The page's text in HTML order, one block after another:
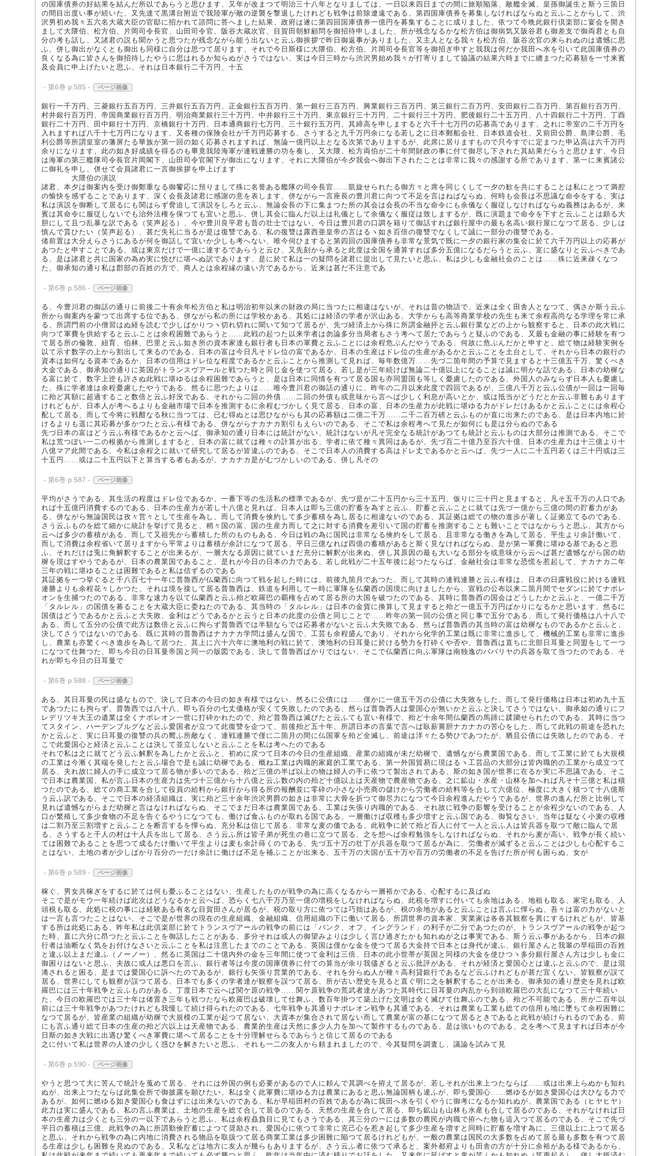
の国庫債券の好結果を結んだ所以であらうと思ひます、又年が改まつて明治三十八年となりましては、一日以来四日までの間に旅順陥落、敵艦全滅、皇孫御誕生と斯う三箇日
の間目出度い事が続いた、又先達て黒溝台附近で我陸軍が敵の逆襲を撃退したけれども戦争は前除遼遠である、第四国庫債券を募集しなければならぬと云ふことからして、渋
沢男初め我々五六名大蔵大臣の官邸に招かれて諮問に答へました結果、政府は遂に第四回国庫債券一億円を募集することに成りました、依つて今晩此銀行倶楽部に宴会を開き
まして大隈伯、松方伯、片岡司令長官、山田司令官、阪谷大蔵次官、目賀田朝鮮顧問を御招待申しました、所が残念なるかな松方伯は御病気又阪谷君も御差支で御両君とも自
分の考も話し、又諸君の説も聞かうと思つたが残念ながら能う出ないと云ふ御挨拶で昨日御返事がありました、又主人となる我々も松方伯、阪谷次官の来られぬのは遺憾に思
ふ、併し御出がなくとも御出も同様に自分は思つて居ります、それで今日斯様に大隈伯、松方伯、片岡司令長官等を御招ぎ申すと我我は何だか我田へ水を引いて此国庫債券の
良くなる為に皆さんを御招待したやうに思はれるか知らぬがさうではない、実は今日三時から渋沢男始め我々が打寄りまして協議の結果六時までに纏まつた応募額を一寸来賓
及会員に申上げたいと思ふ、それは日本銀行二千万円、十五
- 第6巻 p.585 - ページ画像
銀行一千万円、三菱銀行五百万円、三井銀行五百万円、正金銀行五百万円、第一銀行三百万円、興業銀行三百万円、第三銀行二百万円、安田銀行二百万円、第百銀行百万円、
村井銀行百万円、帝国商業銀行百万円、明治商業銀行三十万円、中井銀行三十万円、東京銀行三十万円、二十銀行三十万円、肥後銀行二十五万円、八十四銀行二十万円、丁酉
銀行二十万円、田中銀行十万円、京橋銀行十万円、日本通商銀行七万円、三十銀行五万円、其締高を申しますると六千十七万円の応募高であります、之れに帝室の二千万円を
入れますれば八千十七万円になります、又各種の保険会社が千万円応募する、さうすると九千万円余になる若し之に日本郵船会社、日本鉄道会社、又前田公爵、島津公爵、毛
利公爵等所謂皇室の藩屏たる華族が第一回の如く応募されますれば、無論一億円以上となる次第でありまするが、此席に居りますもので只今すでに定まつた申込高は六千万円
余りになります、此の如き好成績を得るのも畢竟我陸海軍が連戦連勝の功を奏し、又大隈、松方両伯が二十年間財政の事に付て御尽し下された其結果だらうと思ひます、今日
は海軍の第三艦隊司令長官片岡閣下、山田司令官閣下が御出になります、それに大隈伯が今夕我会へ御出下されたことは非常に我々の感謝する所であります、第一に来賓諸公
に御礼を申し、併せて会員諸君に一言御挨拶を申上げます
大隈伯の演説
諸君、本夕は御案内を受け御鄭重なる御饗応に預りまして殊に名誉ある艦隊の司令長官……凱旋せられたる御方々と席を同じくして一夕の歓を共にすることは私にとつて満腔
の愉快を感ずることであります、深く会長及諸君に感謝の意を表します、併ながら一言座長の豊川君に向つて不足を言はねばならぬ、何時も会長は不思議な命令をする、実は
私は演説を御断して居るにも関はらず脅迫して演説をしろと云ふ、無論会長の下に集まつた所の其会は会長の不当な命令にも余儀なく服従しなければならぬ義務はあるが、来
賓は其命令に服従しないでも治外法権を保つても宜いと思ふ、併し其会に臨んだ以上は礼儀として余儀なく服従は致しまするが、既に演題まで命令を下すと云ふことは頗る大
胆にして且つ乱暴な訳である（笑声起る）、今や豊川良平君も昔の壮士ではない、今日は豊川君の口調を籍りて御話すれば銀行屋中の最も名高い銀行屋になつて居る、少しは
慎んで貰ひたい（笑声起る）、甚だ失礼に当るが是は復讐である、私の復讐は露西亜皇帝の言はるヽ如き百倍の復讐でなくして誠に一部分の復讐である。
偖前置は大分えらさうにあるが何を御話して宜いか少しも考へない、唯今伺ひますると第四回の国庫債券も非常な景気で既に一夕の銀行家の集会に於て六千万円以上の応募が
あつたと申すことである、或は東京だけで一億に達するであらうと云ひ、又先刻から承ると此度は全国を通算すれば多分五億になるだらうと云ふ、寔に盛なりと云ふべきであ
る、是は諸君と共に国家の為め実に悦びに堪へぬ訳であります、是に於て私は一の疑問を諸君に提出して見たいと思ふ、私は少しも金融社会のことは……殊に近来疎くなつ
た、御承知の通り私は郡部の百姓の方で、商人とは余程縁の遠い方であるから、近来は甚だ不注意であ
- 第6巻 p.586 - ページ画像
る、今豊川君の御話の通りに前後二十有余年松方伯と私は明治初年以来の財政の局に当つたに相違はないが、それは昔の物語で、近来は全く田舎人となつて、偶さか斯う云ふ
所から御案内を蒙つて出席する位である、併ながら私の所には学校かある、其処には経済の学者が沢山ある、大学からも高等商業学校の先生も来て余程高尚なる学理を常に承
る、所謂門前の小僧習はぬ経を読むで少しばかりつヽ切れ切れに聞いて知つて居るが、先づ経済上から殊に所謂金融抔と云ふ銀行業などの上から観察すると、日本の此大戦に
向つて軍費を供給すると云ふことは余程困難であらうと……此戦の起つた以来学者は勿論多分当局者もさう考へて居たであらうと疑ふのである、又最も金融の事に経験を有つ
て居る所の倫敦、紐育、伯林、巴里と云ふ如き所の資本家達も銀行者も日本の軍費と云ふことには余程危ぶんだやうである、何故に危ぶんだかと申すと、総て物は経験実例を
以て示す数字の上から割出して来るのである、日本の富は今日凡そドレ位の富であるか、日本の生産はドレ位の生産があるかと云ふことを土台として、それから日本の銀行の
資本は如何なる資本であるか、日本の信用はドレ位な程度であるかと云ふことから推測して見れば、毎年数億万……先づ二箇年間の予算で見ますると十三億五千万、驚くべき
大金である、御承知の通りに英国がトランスヴアールと戦つた時と同じ金を使つて居る、若し是が三年続けば無論二十億以上になることは誠に明かな話である、日本の幼穉な
る富に於て、数字上迚も許さぬ此戦に堪ゆるは余程困難であらうと、是は日本に同情を有つて居る国も亦同盟国も等しく憂慮したのである、外国人のみならず日本人も憂慮し
た、殊に学者達は余程憂慮したやうである、然るに思つたよりは……唯今豊川君の御話の通りに、昨年の二月以来此度で四回であるが、三億八千万と云ふ公債が一回は一回毎
に殆ど其額に超過すること数倍と云ふ好況である、それから二回の外債……二回の外債も或意味から言へば少しく利息が高いとか、或は抵当がどうだとか云ふ非難もあります
けれどもが、日本人が考へるよりも金融市場で日本を推測するに余程むづかしく見て居る、日本の富、日本の生産力が此戦に堪ゆる力がドレだけあるかと云ふことには余程心
配して居る、而して今将に戦酣なる秋に当つては、已む得ぬとは思ひながらも其の応募額は二億二千万……二千二百万磅と云ふものが直に出来たのである、是は日本内地に於
けるよりも遥に其応募が多かつたと云ふ有様である、併ながらナカナカ割引もえらいのである、そこで私は余程考へて見たが如何にも是は分らぬのである
先づ日本の富はどう云ふ有様であるかと云へば、御承知の通り日本には統計がない、統計はないが凡そ完全なる統計があつても統計と云ふものは大部分は推測である、そこで
私は荒つぽい一二の根拠から推測しますると、日本の富に就ては種々の計算が出る、学者に依て種々異同はあるが、先づ百二十億乃至百六十億、日本の生産力は十三億より十
八億マア此間である、今私は余程之に就いて研究して居るが皆違ふのである、そこで日本人の消費する高はドレ丈であるかと云へば、先づ一人に二十五円若くは三十円或は三
十五円……或は二十五円以下と算当する者もあるが、ナカナカ是がむづかしいのである、併し凡その
- 第6巻 p.587 - ページ画像
平均がさうである、其生活の程度はドレ位であるか、一番下等の生活私の標準であるが、先づ是が二十五円から三十五円、仮りに三十円と見ますると、凡そ五千万の人口であ
れば十五億円消費するのである、日本の生産力が若し十八億と見れば、日本人は即ち三億の貯蓄を為すと云ふ、貯蓄と云ふことに就ては先づ一億から三億の間の貯蓄力があ
る、併ながら無論国民は孜々営々として生産を為し、而して消費を倹約して多少蓄積を為し居るに相違ないのである、其証拠は総ての物の進歩が著しく証拠立てるのである、
さう云ふものを総て細かに統計を挙げて見ると、稍々国の富、国の生産力而して之に対する消費を差引いて国の貯蓄を推測することも難いことではなからうと思ふ、其方から
云へば多少の蓄積がある、而して又祖先から蓄積した所のものもある、今日は戦の為に国民は非常なる倹約をして居る、且非常なる働きを為して居る、平生より余計働いて、
而して消費は余程省いて居りますから平常よりは蓄積が余計になつて居る、平日三億なれば四億の蓄積があると斯く見なければならぬ、是が第一軍費に堪ゆる基であると思
ふ、それだけは兎に角解釈することが出来るが、一層大なる原因に就ていまだ充分に解釈が出来ぬ、併し其原因の最も大いなる部分を或意味から云へば甚だ遺憾ながら国の幼
穉を現はすやうであるが、日本の農業国であること、是れが今日の日本の力である、若し此戦が二十五年後に起つたならば、金融社会は非常な恐慌を惹起して、ナカナカ二年
三年の戦に堪ゆることは困難であると私は信ずるのである
其証拠を一つ挙ぐると千八百七十一年に普魯西が仏蘭西に向つて戦を起した時には、前後九箇月であつた、而して其時の連戦連勝と云ふ有様は、日本の日露戦役に於ける連戦
連勝よりも余程花々しかつた、それは境を接して居る普魯西は、鉄道を利用して一時に軍隊を仏蘭西の国境に向けましたから、宣戦の公布以来二箇月間でセダンに於てナポレ
オンを生捕つたのである、非常な速力を以て仏蘭西と云ふ殆ど欧羅巴の覇権を占めて居る所の大国を破つたのである、其時に普魯西の国会はどうしたかと云ふと、一億二千万
「タルレル」の国債を募ることを大蔵大臣に委ねたのである、其当時の「タルレル」は日本の金貨に換算して見ますると殆ど一億五千万円ばかりになるかと思います、然るに
国債はどうであるかと云ふと大失敗、金利はどうであるかと云うと日本の此度の公債と同じことで……昨年の第一回の公債と同じ事で五分である、而して発行価格は八十八で
ある、而して五分の公債で此方は数倍と云ふに拘らず普魯西では半額ならでは応募者がないと云ふ大失敗である、然らば普魯西の其当時の富は幼穉なものであるかと云ふと、
決してさうではないのである、既に其時の普魯西はナカナカ学問は盛んな国で、工芸も余程盛んであり、それから化学的工業は既に非常に進歩して、機械的工業も非常に進歩
し、農業も亦驚くべき進歩を為して居つた、其上に六十六年に澳地利の戦に於て、澳地利の日耳曼に於ける勢力を打砕くや否や、普魯西は直ちに北部日耳曼と同盟をして一つ
になつて仕舞つた、即ち今日の日耳曼帝国と同一の版図である、決して普魯西ばかりではない、そこで仏蘭西に向ふ軍隊は南独逸のババリヤの兵器を取て当つたのである、そ
れが即ち今日の日耳曼で
- 第6巻 p.588 - ページ画像
ある、其日耳曼の民は盛なもので、決して日本の今日の如き有様ではない、然るに公債には……僅かに一億五千万の公債に大失敗をした、而して発行価格は日本は初め九十五
であつたにも拘らず、普魯西では八十八、即ち百分の七丈価格が安くて失敗したのである、然らば普魯西人は愛国心が無いかと云ふと決してさうではない、御承如の通りにフ
レデリツキ大王の遺業は全くナポレオン一世に打砕かれたので、殆ど普魯西は滅びたと云ふても宜い有様で、殆ど十余年間仏蘭西の馬蹄に蹂躪せられたのである、其時に当つ
てスタイン、ハーデンブルグなど云ふ愛国者が立つて此復讐を企つて、前後殆ど五十年、所謂日本の言葉で言へば臥薪嘗胆ナカナカの苦心をした、而して此戦の前途を恐れた
かと云ふと、実に日耳曼の復讐の兵の嚮ふ所敵なく、連戦連勝で僅に二箇月の間に仏国軍を殆ど全滅し、前途は洋々たる勢ひであつたが、猶且公債には失敗したのである、そ
こで此愛国心と経済と云ふことは決して並立しないと云ふことを私は考へたのである
それで私は之に就てどう云ふ解釈を為したかと云ふと、初めに戻つて日本の今日の生産組織、産業の組織が未だ幼穉で、遺憾ながら農業国である、而して工業に於ても大規模
の工業は今漸く其端を発したと云ふ場合で是も誠に幼穉である、概ね工業は内職的家庭的工業である、第一外国貿易に現はるヽ工芸品の大部分は皆内職的の工業から成立つて
居る、夫れ故に婦人の手に成立つて居る物が多いのである、殆ど三億の半ば以上の物は婦人の手に依つて製出されてある、斯の如き国が世界に在るか実に不思議である、そこ
で日本は農業国、私が言ふ日本の生産力は先づ十三億から十八億と云ふ数の内の殆ど十億以上は天産物で農産物である、之に鉱山・水産・山林を加へれば凡そ十三億と私は積
つたのである、総ての商工業を合して役員の給料から銀行から得る所の報酬並に零砕の小さな小売商の儲けから労働者の給料等を合して六億位、極度に大きく積つて十八億斯
う云ふ訳である、そこで日本の経済組織は、実に殆ど三十余年渋沢男爵の如きは非常に大骨を折つて御尽力になつて今日余程進んだやうであるが、世界の進んだ所と比例して
見れば遺憾ながらまだ幼穉と言はなければならぬ、そこでまだ日本は農業国である、工業は矢張り内職的である、それ故に戦争の影響を受けることが余程少ないのである、人
口が繁殖して多少食物の不足を告ぐるやうになつても、働けば食ふものが取れる国である、一層働けば収穫も多少増すと云ふ国である、御覧なさい、当年は疑なく小麦の収穫
は二割乃至三割増すと云ふことを断言するを憚らぬ、充分私は信じて居る、非常な麦の価である、此戦争に於て殆ど百人に付て一人と云ふ人は皆兵器を取つて敵に臨んで居
る、さうすると千人の村は十人兵を出して居る、さう云ふ所は皆子弟が死生の巷に立つて居る、之を想へば余程勉強をしなければならぬ、それから麦が高い、戦争が長く続い
ては困難であることを思つて成るたけ働いて平生よりは麦も余計蒔くのである、先づ五十万の壮丁が兵器を取つて居るが為に、労働者が減ずると云ふことは少しも心配するこ
とはない、土地の者が少しばかり百分の一だけ余計に働けば不足を補ふことが出来る、五千万の大国が五十万や百万の労働者の不足を告げた所が何も困らぬ、女が
- 第6巻 p.589 - ページ画像
稼ぐ、男女共稼ぎをするに於ては何も憂ふることはない、生産したものが戦争の為に高くなるから一層裕かである、心配するに及ばぬ
そこで是がモウ一年続けば此次はどうなるかと云へば、恐らく七八千万乃至一億の増税をしなければならぬ、此税を増すに付いても余地はある、地租も取る、家宅も取る、人
頭税も取る、此処に税の事には経験ある有名な目賀田さんが居るが、税の取り方に依つては巧拙はあるが、税の余地があると云ふことは言ふに憚らぬ、吾々は富の力がないと
は一言も言つたことはない、そこで是が世界の現在の生産組織、金融組織、信用組織の下に働いて居る、所謂世界の資本家、実業家は各各其観察を異にするけれどもが、皆基
する所は此処にある、昨年私は此倶楽部に於てトランスヴアールの戦争の前には「バンク、オフ、イングランド」の利子が二分であつたのが、トランスヴアールの戦争が起つ
た時、直に六分に昂つたと云ふことを御話したことがある、多分それは或人の御望みよりは少しく言ひ過ぎたかも知れぬが之は事実である、斯う云ふ事があるから、日本の銀
行者は油断なく気をお付けなさいと云ふことを私は注意したまでのことである、英国は僅かな金を使つて居る大金持で日本とは身代が違ふ、銀行屋さんと我輩の早稲田の百姓
と違ふ以上まだ違ふ（ノーノー）、然るに英国は二十億内外の金を三年間に使つて金利は三倍、日本の此小世帯が英国と同様の大金を使ひつヽ多分銀行屋さん方は少しも金に
御困りはないと思ふ、夫故に或人は悪口を言ふ、銀行者等は今度の国庫債券に付ての算当が余り我儘ぎると云ふ批評がある、それが経済と愛国心とは違ふと云ふので、是は混
淆されると困る、是までは愛国心に訴へたのであるが、銀行も矢張り営業的である、それを分らぬ人が種々高利貸銀行であるなど云ふけれどもが甚だ宜くない、皆観察が誤て
居る、世界にしても観察が誤つて居る、日本でも多くの学者達が観察を誤つて居る、所が古い歴史を見ると直ぐ明に之を解釈することが出来る、御承知の通り歴史を見れば欧
羅巴には三十年戦争と云ふものがある、丁度日本で云へば関ケ原の戦争……関ケ原戦争の荒武者達があつた其時代に日耳曼の内乱から到頭欧羅巴の大乱になつて三十年続い
た、今日の欧羅巴では三十年は偖置き三年も戦つたなら欧羅巴は破壊して仕舞ふ、数百年掛つて築上げた文明は全く滅びて仕舞ふのである、殆ど不可能である、所が二百年以
前には三十年戦争があつたけれども我慢して続け得られたのである、七年戦争も其通りナポレオン戦争も其通である、それは農業も工業も総ての信用も地に墜ちて余程困難に
なつて居るが、皆産業の組織が幼穉で大規模の工業が起つて居ない、大資本が集合されて居ない而して農業が富の基になつて居るときであると此戦が続けられるのである、前
にも言ふ通り総て日本の生産の殆ど六以上は天産物である、農業的生産は天然に多少人力を加へて製作するものである、是は強いものである、之を考へて見ますれば日本が今
日斯の如き大戦に出遇ひ驚くべき軍費に堪へて居ることを十分理解せらるであらうと信じて居るのである
之に付いて私は世界の人達の少しく惑ひを解きたいと思ふ、それも一二の友人から頼まれましたので、今其疑問を調査し、議論を試みて見
- 第6巻 p.590 - ページ画像
やうと思つて大に苦んで統計を蒐めて居る、それには外国の例も必要があるので人に頼んで其調べを拵えて居るが、若しそれが出来上つたならば……或は出来上らぬかも知れ
ぬが、出来上つたならば此集会所で御披露を願ひたい、私は全く此軍費に堪ゆる力は農業にあると思ふ無論国柄も違ふが、即ち愛国心……燃ゆるが如き愛国心は大ひなる力で
あるが、如何に燃ゆる如き愛国心も食はずには出来ないのである、私が早稲田村の百姓であるが為に我田へ水を引くやうに御考になるか知れぬが、農業国である（ヒヤヒヤ）
此力は実に盛んである、私の言ふ農業は、土地の生産を総て合して居るのである、天然の生産を合して居る、即ち鉱山も山林も水産も合して居るのである、それがなければ日
本の生産力は少くとも三分の一以下であらうと思ふ、私は余程贔負目に見てもさうである、其三分の一には多数の農民が内職で拵へた物も這入つて居るのである、そこで先づ
平日の蓄積は三億、此戦争の為に所謂勤倹貯蓄によつて奨励され、愛国心に依つて非常に克己心を惹き起して多少生産を増すと同時に貯蓄を増す為に、三億以上に上つて居る
と思ふ、それから戦争の為に内地に消費される物品を取扱つて居る商業工業は多少困難に陥つて居るけれどもが、一般の農業は国民の大多数を占めて居る最も多数を有つて居
る生産は少しも困難を見ぬのである、又私などは地方に友人が幾らもありまするが、さう云ふ者に依つて承ると、案外都府よりも田舎の方が十分に余裕がある様であるから、